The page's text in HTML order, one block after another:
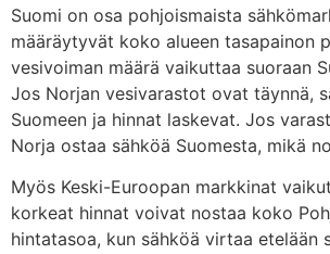
Suomi on osa pohjoismaista
määräytyvät koko alueen tasapainon
vesivoiman määrä vaikuttaa suoraan
Jos Norjan vesivarastot ovat täynnä,
Suomeen ja hinnat laskevat. Jos
Norja ostaa sähköä Suomesta, mikä
Myös Keski-Euroopan markkinat
korkeat hinnat voivat nostaa koko
hintatasoa, kun sähköä virtaa etelään